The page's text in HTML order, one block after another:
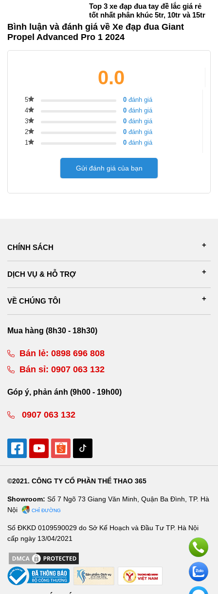
Top 3 xe đạp đua tay đề lắc giá rẻ
tốt nhất phân khúc 5tr, 10tr và 15tr
Bình luận và đánh giá về Xe đạp đua Giant
Propel Advanced Pro 1 2024
0.0
5 0 đánh giá
4
0 đánh giá
3
0 đánh giá
2
0 đánh giá
1
0 đánh giá
Gửi đánh giá của bạn
CHÍNH SÁCH
DỊCH VỤ & HỖ TRỢ
VỀ CHÚNG TÔI
Mua hàng (8h30 - 18h30)
Bán lẻ: 0898 696 808
Bán sỉ: 0907 063 132
Góp ý, phản ánh (9h00 - 19h00)
0907 063 132
©2021. CÔNG TY CỔ PHẦN THỂ THAO 365
Showroom: Số 7 Ngõ 73 Giang Văn Minh, Quận Ba Đình, TP. Hà
Nội
CHỈ ĐƯỜNG
Số ĐKKD 0109590029 do Sở Kế Hoạch và Đầu Tư TP. Hà Nội
cấp ngày 13/04/2021